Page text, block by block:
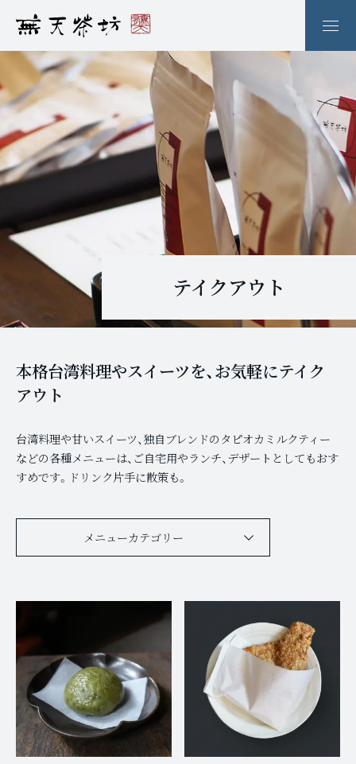
テイクアウト
本格台湾料理やスイーツを、お気軽にテイク
アウト
台湾料理や甘いスイーツ、独自ブレンドのタピオカミルクティー
などの各種メニューは、ご自宅用やランチ、デザートとしてもおす
すめです。ドリンク片手に散策も。
メニューカテゴリー